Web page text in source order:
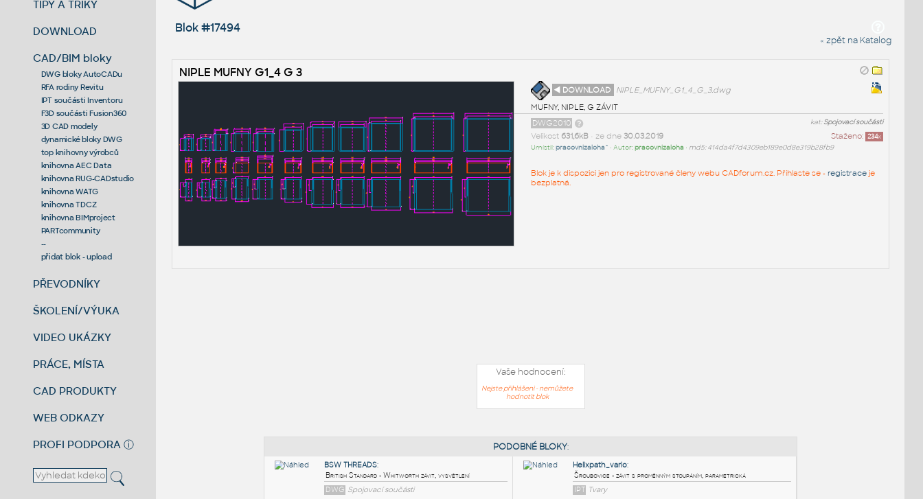
TIPY A TRIKY
DOWNLOAD
CAD/BIM bloky
DWG bloky AutoCADu
RFA rodiny Revitu
IPT součásti Inventoru
F3D součásti Fusion360
3D CAD modely
dynamické bloky DWG
top knihovny výrobců
knihovna AEC Data
knihovna RUG-CADstudio
knihovna WATG
knihovna TDCZ
knihovna BIMproject
PARTcommunity
--
přidat blok - upload
PŘEVODNÍKY
ŠKOLENÍ/VÝUKA
VIDEO UKÁZKY
PRÁCE, MÍSTA
CAD PRODUKTY
WEB ODKAZY
PROFI PODPORA ⓘ
Blok #17494
« zpět na Katalog
NIPLE MUFNY G1_4 G 3
◄ DOWNLOAD
NIPLE_MUFNY_G1_4_G_3.dwg
MUFNY, NIPLE, G ZÁVIT
kat:Spojovací součásti
DWG2010
Staženo: 234x
Velikost 631,6kB• ze dne 30.03.2019
Umístil:pracovnizaloha^ • Autor:pracovnizaloha • md5: 414da4f7d4309eb189e0d8e319b28fb9
Blok je k dispozici jen pro registrované členy webu CADforum.cz. Přihlaste se - registraceje
bezplatná.
Vaše hodnocení:
Nejste přihlášeni - nemůžete
hodnotit blok